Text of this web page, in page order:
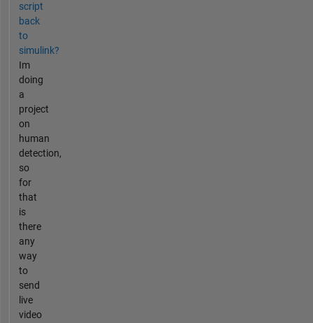
script
back
to
simulink?
Im
doing
a
project
on
human
detection,
so
for
that
is
there
any
way
to
send
live
video